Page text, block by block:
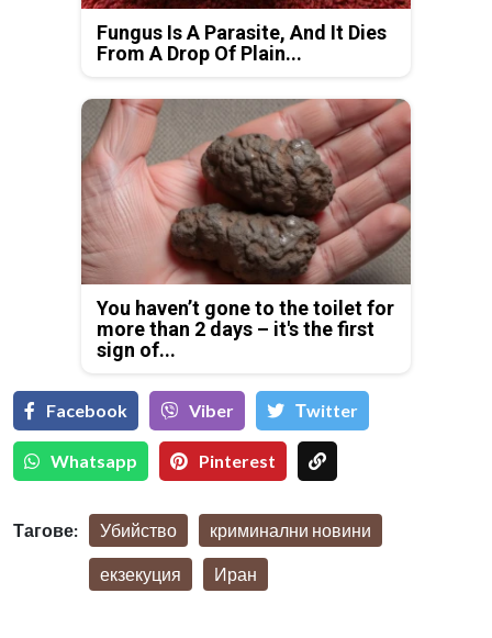
Fungus Is A Parasite, And It Dies
From A Drop Of Plain...
You haven’t gone to the toilet for
more than 2 days – it's the first
sign of...
Facebook Viber Тwitter
Whatsapp Pinterest
Тагове: Убийство криминални новини
екзекуция Иран